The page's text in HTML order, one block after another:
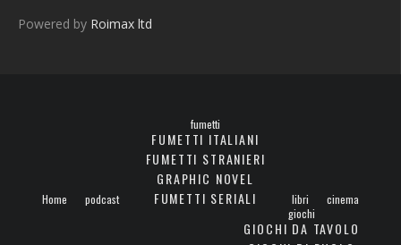
Powered by Roimax ltd
Home podcast
fumetti
FUMETTI ITALIANI
FUMETTI STRANIERI
GRAPHIC NOVEL
FUMETTI SERIALI
libri
cinema
giochi
GIOCHI DA TAVOLO